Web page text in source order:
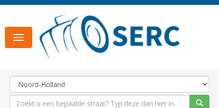
Toggle
navigation